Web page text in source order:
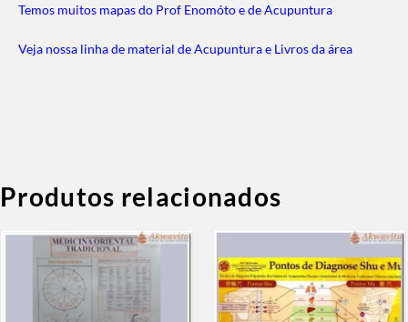
Temos muitos mapas do Prof Enomóto e de Acupuntura
Veja nossa linha de material de Acupuntura e Livros da área
Produtos relacionados